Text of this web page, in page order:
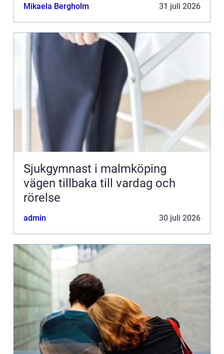
Mikaela Bergholm 31 juli 2026
Sjukgymnast i malmköping
vägen tillbaka till vardag och
rörelse
admin 30 juli 2026